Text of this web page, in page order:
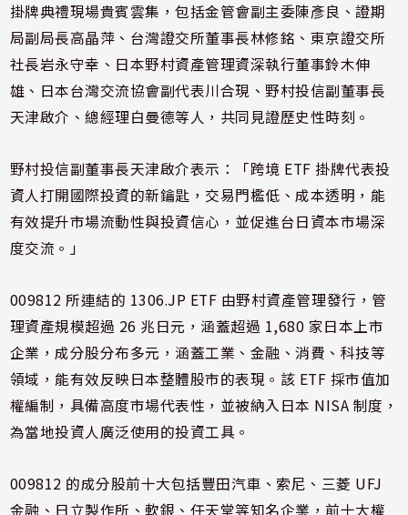
掛牌典禮現場貴賓雲集，包括金管會副主委陳彥良、證期
局副局長高晶萍、台灣證交所董事長林修銘、東京證交所
社長岩永守幸、日本野村資產管理資深執行董事鈴木伸
雄、日本台灣交流協會副代表川合現、野村投信副董事長
天津啟介、總經理白曼德等人，共同見證歷史性時刻。
野村投信副董事長天津啟介表示：「跨境 ETF 掛牌代表投
資人打開國際投資的新鑰匙，交易門檻低、成本透明，能
有效提升市場流動性與投資信心，並促進台日資本市場深
度交流。」
009812 所連結的 1306.JP ETF 由野村資產管理發行，管
理資產規模超過 26 兆日元，涵蓋超過 1,680 家日本上市
企業，成分股分布多元，涵蓋工業、金融、消費、科技等
領域，能有效反映日本整體股市的表現。該 ETF 採市值加
權編制，具備高度市場代表性，並被納入日本 NISA 制度，
為當地投資人廣泛使用的投資工具。
009812 的成分股前十大包括豐田汽車、索尼、三菱 UFJ
金融、日立製作所、軟銀、任天堂等知名企業，前十大權